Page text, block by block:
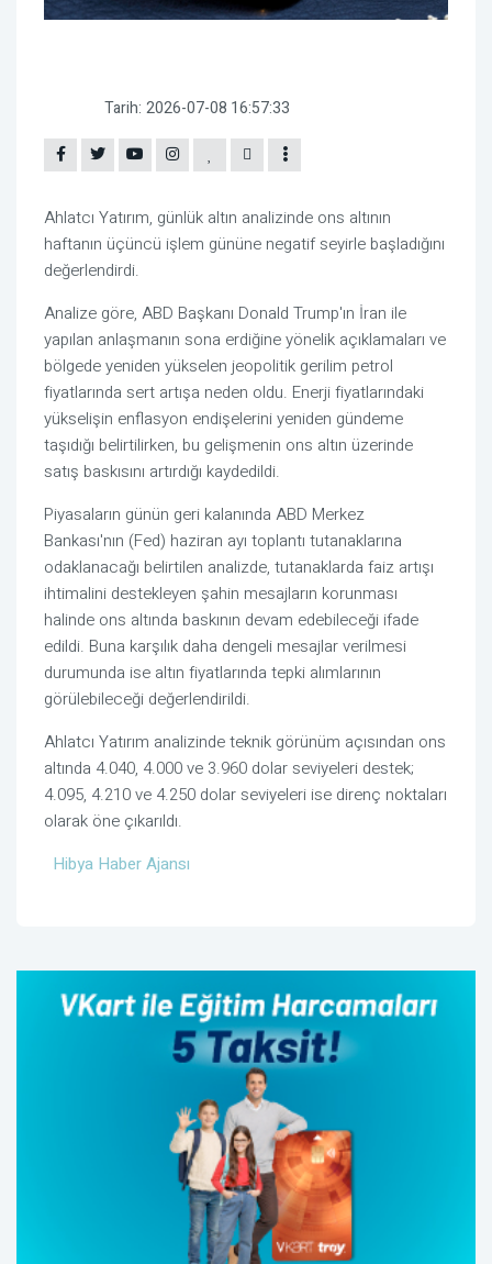
Tarih: 2026-07-08 16:57:33
Ahlatcı Yatırım, günlük altın analizinde ons altının
haftanın üçüncü işlem gününe negatif seyirle başladığını
değerlendirdi.
Analize göre, ABD Başkanı Donald Trump'ın İran ile
yapılan anlaşmanın sona erdiğine yönelik açıklamaları ve
bölgede yeniden yükselen jeopolitik gerilim petrol
fiyatlarında sert artışa neden oldu. Enerji fiyatlarındaki
yükselişin enflasyon endişelerini yeniden gündeme
taşıdığı belirtilirken, bu gelişmenin ons altın üzerinde
satış baskısını artırdığı kaydedildi.
Piyasaların günün geri kalanında ABD Merkez
Bankası'nın (Fed) haziran ayı toplantı tutanaklarına
odaklanacağı belirtilen analizde, tutanaklarda faiz artışı
ihtimalini destekleyen şahin mesajların korunması
halinde ons altında baskının devam edebileceği ifade
edildi. Buna karşılık daha dengeli mesajlar verilmesi
durumunda ise altın fiyatlarında tepki alımlarının
görülebileceği değerlendirildi.
Ahlatcı Yatırım analizinde teknik görünüm açısından ons
altında 4.040, 4.000 ve 3.960 dolar seviyeleri destek;
4.095, 4.210 ve 4.250 dolar seviyeleri ise direnç noktaları
olarak öne çıkarıldı.
Hibya Haber Ajansı